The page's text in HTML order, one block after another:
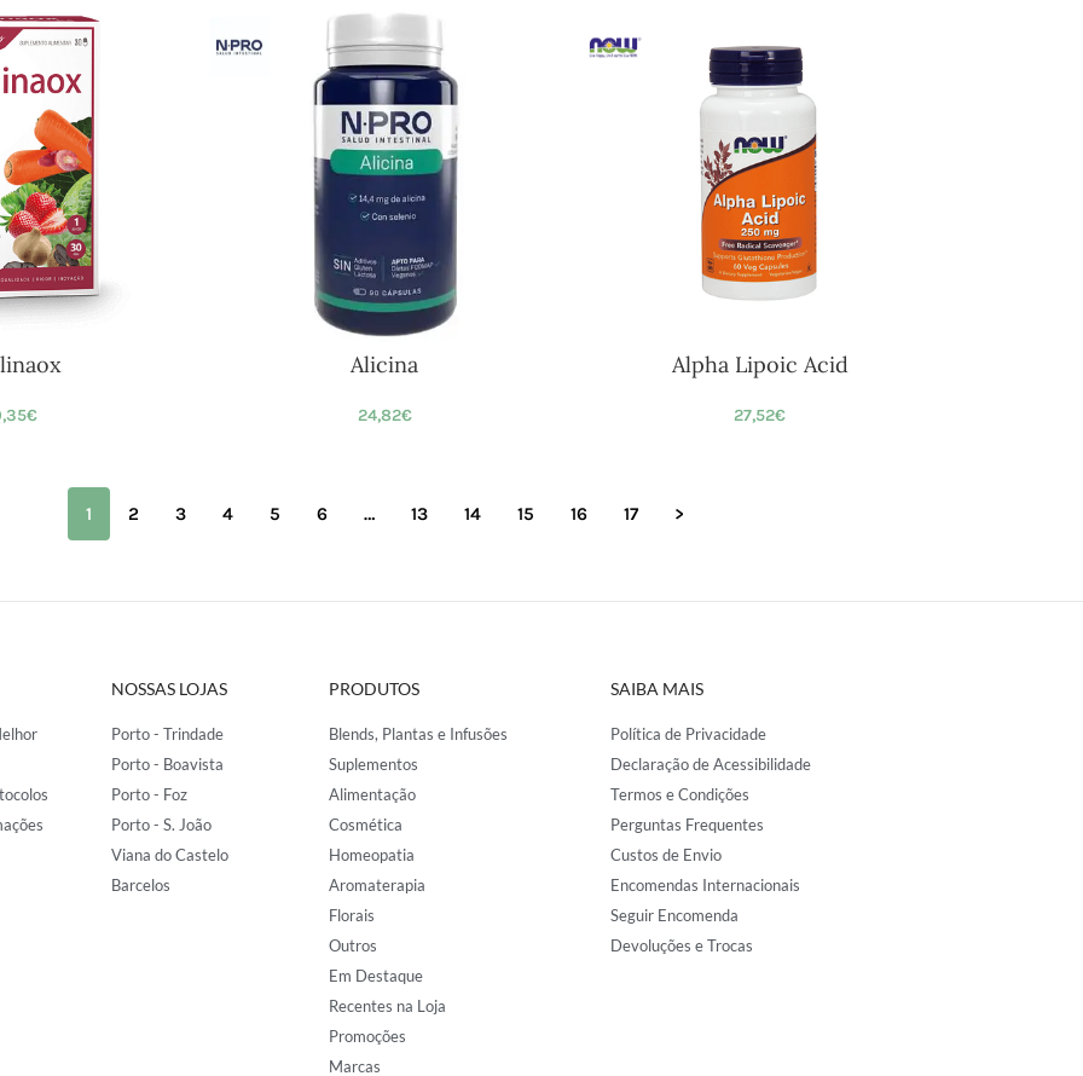
€
Alicina
24,82€
Alpha Lipoic Acid
27,52€
1 2 3 4 5 6 … 13 14 15 16 17 >
NOSSAS LOJAS
Porto - Trindade
Porto - Boavista
Porto - Foz
Porto - S. João
Viana do Castelo
Barcelos
PRODUTOS
Blends, Plantas e Infusões
Suplementos
Alimentação
Cosmética
Homeopatia
Aromaterapia
Florais
Outros
Em Destaque
Recentes na Loja
Promoções
Marcas
SAIBA MAIS
Política de Privacidade
Declaração de Acessibilidade
Termos e Condições
Perguntas Frequentes
Custos de Envio
Encomendas Internacionais
Seguir Encomenda
Devoluções e Trocas